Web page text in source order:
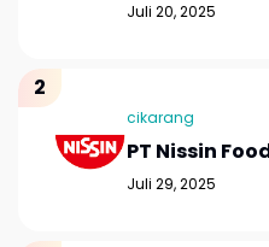
Juli 20, 2025
cikarang
PT Nissin
Juli 29, 2025